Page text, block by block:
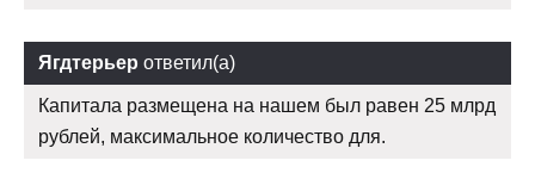
Ягдтерьер ответил(а)
Капитала размещена на нашем был равен 25 млрд
рублей, максимальное количество для.